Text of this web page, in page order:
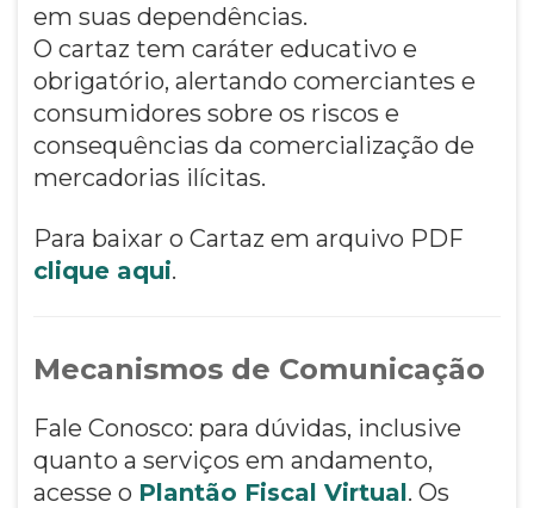
em suas dependências.
O cartaz tem caráter educativo e
obrigatório, alertando comerciantes e
consumidores sobre os riscos e
consequências da comercialização de
mercadorias ilícitas.
Para baixar o Cartaz em arquivo PDF
clique aqui.
Mecanismos de Comunicação
Fale Conosco: para dúvidas, inclusive
quanto a serviços em andamento,
acesse o Plantão Fiscal Virtual. Os